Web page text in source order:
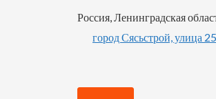
Россия, Ленинградская
город Сясьстрой, улица